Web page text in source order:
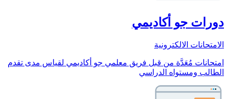
دورات جو أكاديمي
الامتحانات الالكترونية
امتحانات مُعَدَّة من قبل فريق معلمي جو أكاديمي لقياس مدى تقدم
الطالب ومستواه الدراسي